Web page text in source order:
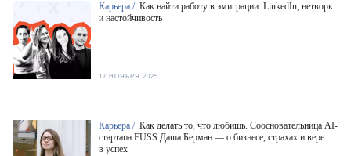
Карьера / Как найти работу в эмиграции: LinkedIn, нетворк
и настойчивость
17 НОЯБРЯ 2025
Карьера / Как делать то, что любишь. Соосновательница AI-
стартапа FUSS Даша Берман — о бизнесе, страхах и вере
в успех